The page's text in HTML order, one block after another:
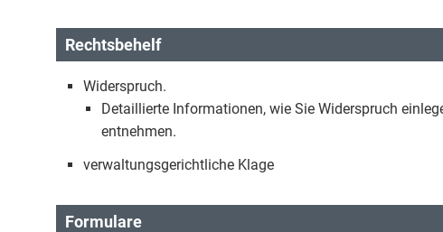
Rechtsbehelf
Widerspruch.
Detaillierte Informationen, wie Sie Widerspruch
entnehmen.
verwaltungsgerichtliche Klage
Formulare